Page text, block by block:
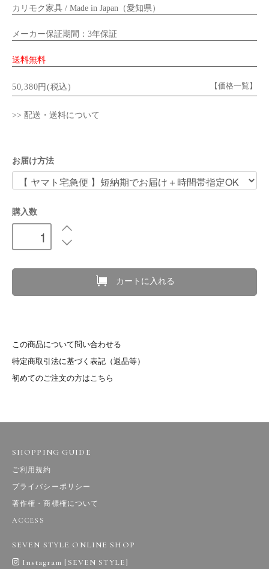
カリモク家具 / Made in Japan（愛知県）
メーカー保証期間：3年保証
送料無料
50,380円(税込) 【価格一覧】
>> 配送・送料について
お届け方法
購入数
カートに入れる
この商品について問い合わせる
特定商取引法に基づく表記（返品等）
初めてのご注文の方はこちら
SHOPPING GUIDE
ご利用規約
プライバシーポリシー
著作権・商標権について
ACCESS
SEVEN STYLE ONLINE SHOP
Instagram [SEVEN STYLE]